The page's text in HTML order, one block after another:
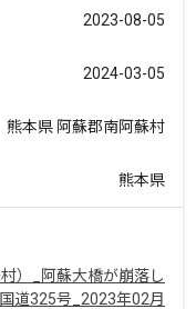
2023-08-05
2024-03-05
熊本県 阿蘇郡南阿蘇村
熊本県
）_阿蘇大橋が崩落し
道325号_2023年02月